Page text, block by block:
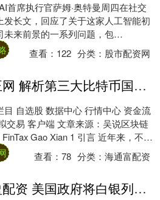
首席执行官萨姆·奥特曼周四在社交
发长文，回应了关于这家人工智能初
未来前景的一系列问题，包
是否试图变得大而不倒”，称不需
查看： 122 分类： 股市配资网
恒正网 解析第三大比特币国家持有者不丹：掀起绿色挖矿革命
目 自选股 数据中心 行情中心 资金流
交易 客户端 文章来源：吴说区块链
Gao Xian 1 引言 近年来，不丹
....
查看：78 分类：海通富配资
赢盈配资 美国政府将白银列入关键矿产清单，避险需求回升支撑金价，油价遭供需两面夹击